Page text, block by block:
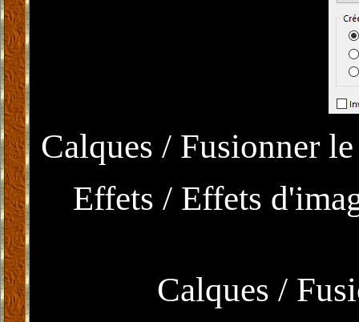
Calques / Fusionner
Effets / Effets
Calques /